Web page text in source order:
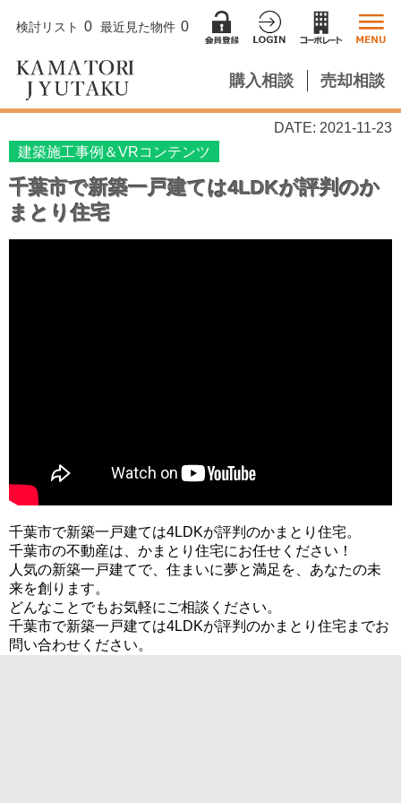
検討リスト 0 最近見た物件 0
購入相談 売却相談
DATE: 2021-11-23
建築施工事例＆VRコンテンツ
千葉市で新築一戸建ては4LDKが評判のか
まとり住宅
千葉市で新築一戸建ては4LDKが評判のかまとり住宅。
千葉市の不動産は、かまとり住宅にお任せください！
人気の新築一戸建てで、住まいに夢と満足を、あなたの未
来を創ります。
どんなことでもお気軽にご相談ください。
千葉市で新築一戸建ては4LDKが評判のかまとり住宅までお
問い合わせください。